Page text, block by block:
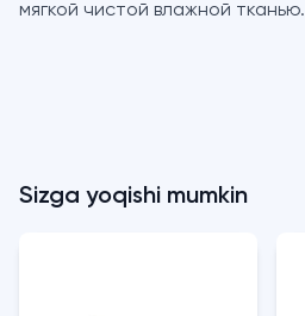
мягкой чистой влажной тканью.
Sizga yoqishi mumkin